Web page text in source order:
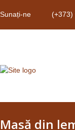
Sunați-ne (+373)
Masă din